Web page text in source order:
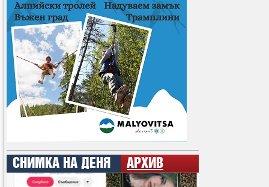
СНИМКА НА ДЕНЯ АРХИВ